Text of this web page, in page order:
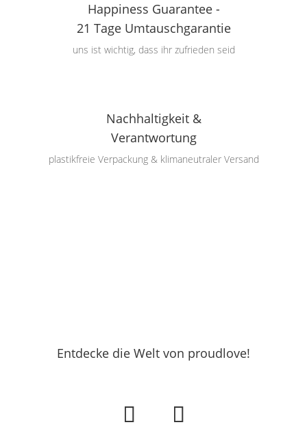
Happiness Guarantee -
21 Tage Umtauschgarantie
uns ist wichtig, dass ihr zufrieden seid
Nachhaltigkeit &
Verantwortung
plastikfreie Verpackung & klimaneutraler Versand
Entdecke die Welt von proudlove!